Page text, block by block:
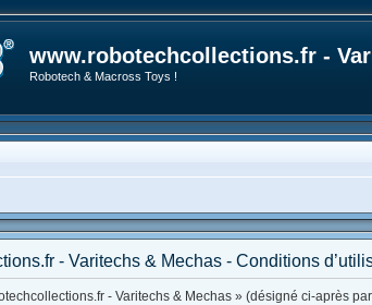
www.robotechcollections.fr -
Robotech & Macross Toys !
- Varitechs & Mechas - Conditions
- Varitechs & Mechas » (désigné ci-après